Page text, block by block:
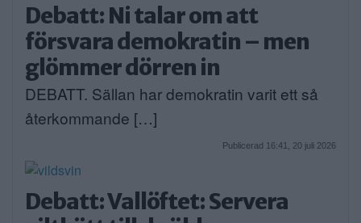
Debatt: Ni talar om att
försvara demokratin – men
glömmer dörren in
DEBATT. Sällan har demokratin varit ett så
återkommande […]
Publicerad 16:41, 20 juli 2026
Debatt: Vallöftet: Servera